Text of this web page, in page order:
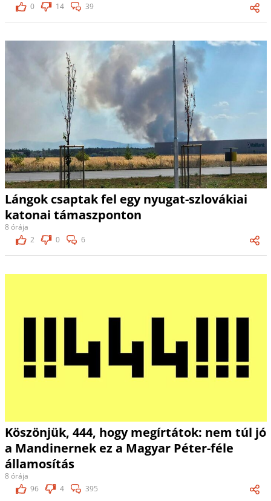
0
14 39
Lángok csaptak fel egy nyugat-szlovákiai
katonai támaszponton
8 órája
2
0 6
Köszönjük, 444, hogy megírtátok: nem túl jó
a Mandinernek ez a Magyar Péter-féle
államosítás
8 órája
96
4 395